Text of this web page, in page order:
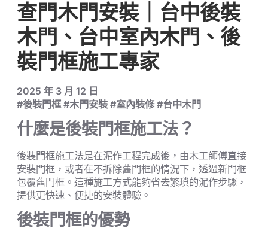
查門木門安裝｜台中後裝
木門、台中室內木門、後
裝門框施工專家
2025 年 3 月 12 日
#後裝門框 #木門安裝 #室內裝修 #台中木門
什麼是後裝門框施工法？
後裝門框施工法是在泥作工程完成後，由木工師傅直接
安裝門框，或者在不拆除舊門框的情況下，透過新門框
包覆舊門框。這種施工方式能夠省去繁瑣的泥作步驟，
提供更快速、便捷的安裝體驗。
後裝門框的優勢